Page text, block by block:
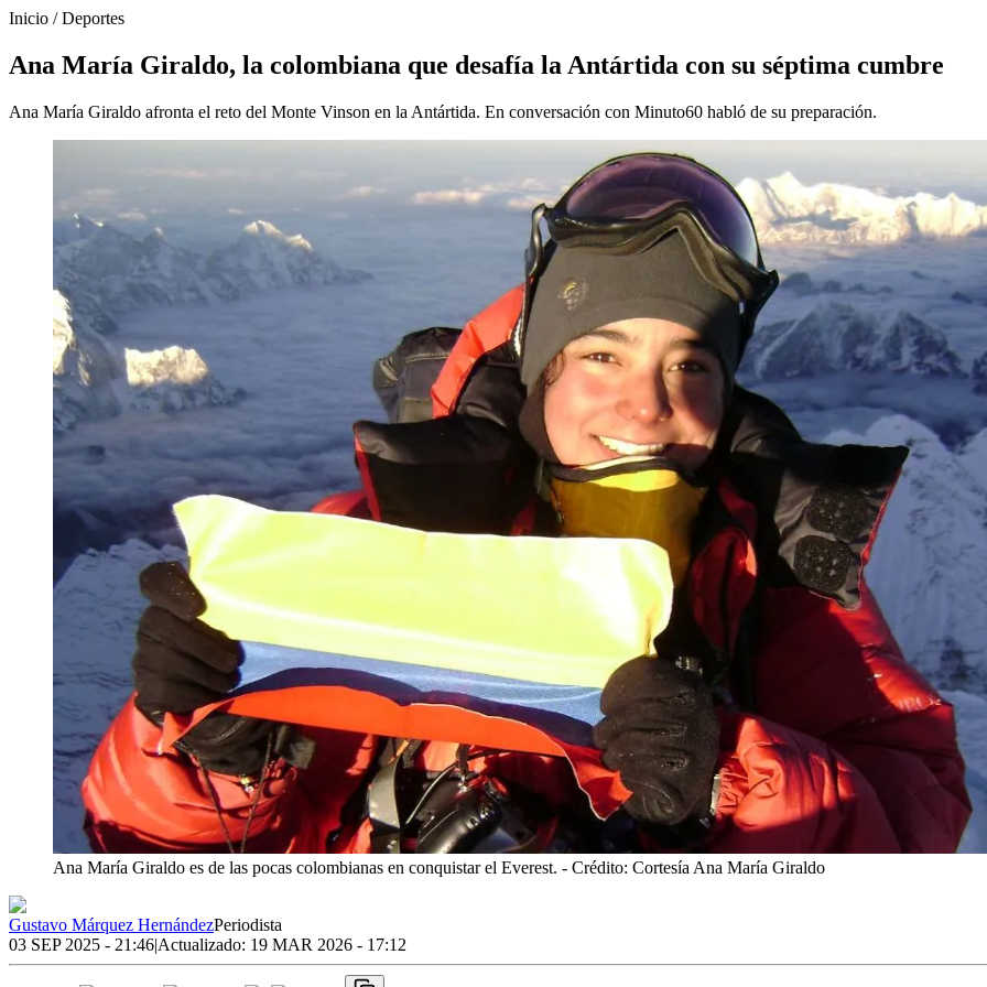
Inicio /Deportes
Ana María Giraldo, la colombiana que desafía la Antártida con su séptima cumbre
Ana María Giraldo afronta el reto del Monte Vinson en la Antártida. En conversación con Minuto60 habló de su preparación.
Ana María Giraldo es de las pocas colombianas en conquistar el Everest. - Crédito: Cortesía Ana María Giraldo
Gustavo Márquez HernándezPeriodista
03 SEP 2025 - 21:46|Actualizado: 19 MAR 2026 - 17:12